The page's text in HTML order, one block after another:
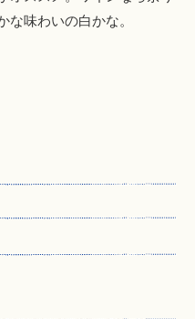
味わいの白かな。